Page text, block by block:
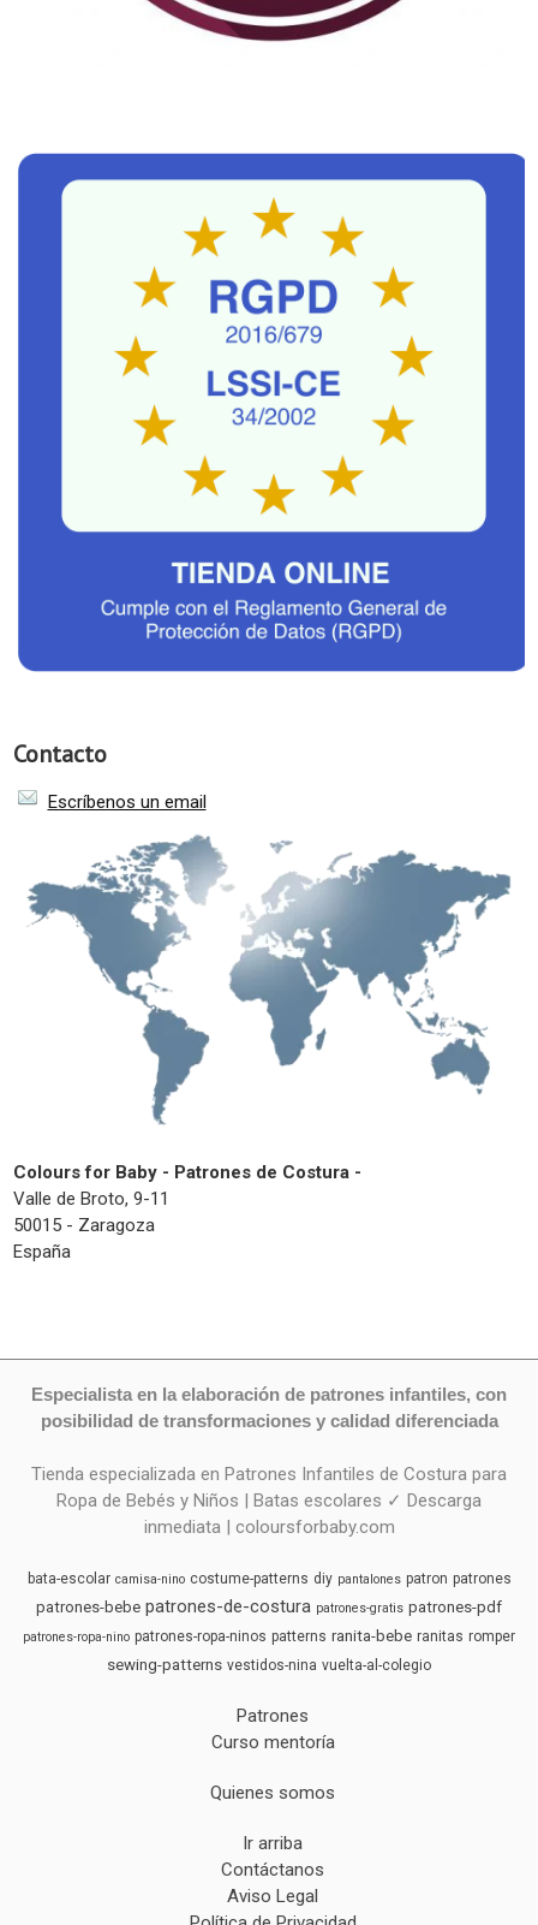
Contacto
Escríbenos un email
Colours for Baby - Patrones de Costura -
Valle de Broto, 9-11
50015 - Zaragoza
España
Especialista en la elaboración de patrones infantiles, con
posibilidad de transformaciones y calidad diferenciada
Tienda especializada en Patrones Infantiles de Costura para
Ropa de Bebés y Niños | Batas escolares ✓ Descarga
inmediata | coloursforbaby.com
bata-escolar camisa-nino costume-patterns diy pantalones patron patrones
patrones-bebe patrones-de-costura patrones-gratis patrones-pdf
patrones-ropa-nino patrones-ropa-ninos patterns ranita-bebe ranitas romper
sewing-patterns vestidos-nina vuelta-al-colegio
Patrones
Curso mentoría
Quienes somos
Ir arriba
Contáctanos
Aviso Legal